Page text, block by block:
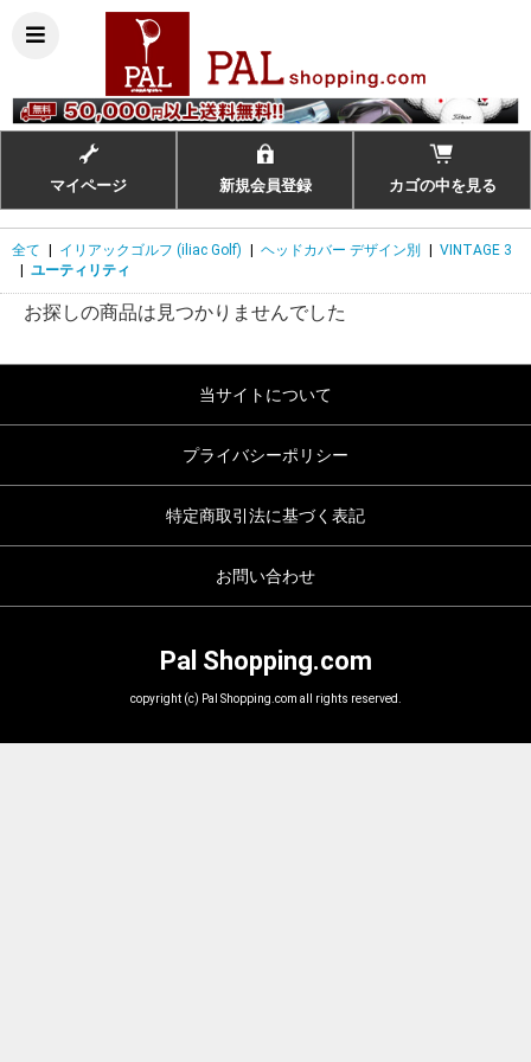
マイページ 新規会員登録 カゴの中を見る
全て イリアックゴルフ (iliac Golf) ヘッドカバー デザイン別
VINTAGE 3
ユーティリティ
お探しの商品は見つかりませんでした
当サイトについて
プライバシーポリシー
特定商取引法に基づく表記
お問い合わせ
Pal Shopping.com
copyright (c) Pal Shopping.com all rights reserved.